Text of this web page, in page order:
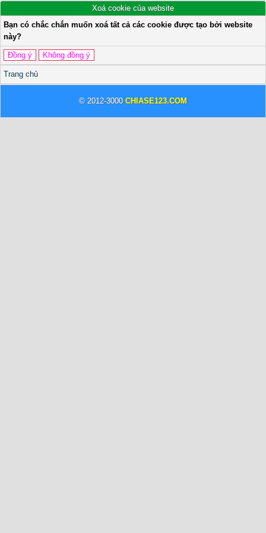
Xoá cookie của website
Bạn có chắc chắn muốn xoá tất cả các cookie được tạo bởi website
này?
Trang chủ
© 2012-3000 CHIASE123.COM